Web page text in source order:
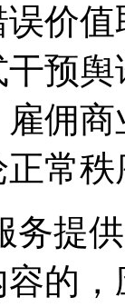
价
预
佣
常
务提
的